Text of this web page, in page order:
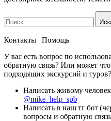
Контакты | Помощь
У вас есть вопрос по
обратную связь? Или может
подходящих экскурсий и
Написать живому
@mike_help_spb
Написать в наш тг бот
вопросы и обратную